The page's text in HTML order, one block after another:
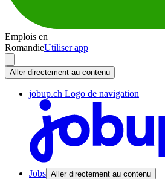
Emplois en
RomandieUtiliser app
Aller directement au contenu
jobup.ch Logo de navigation
Jobs Aller directement au contenu